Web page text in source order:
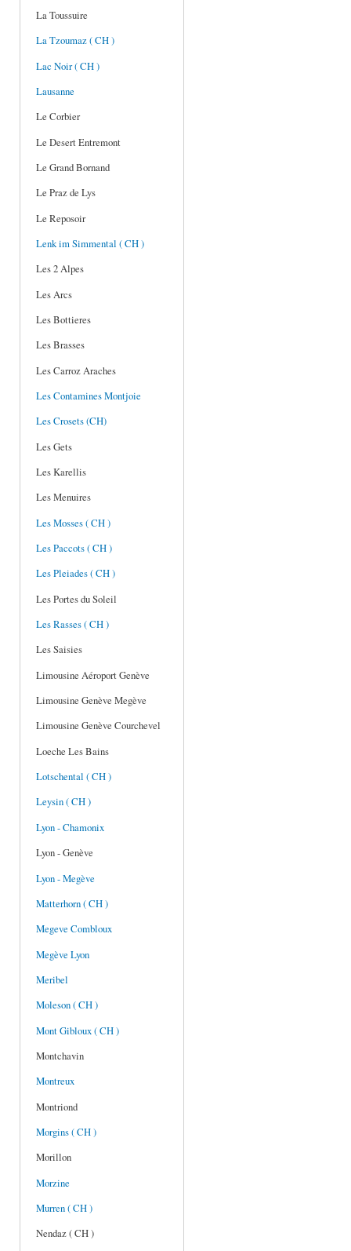
La Toussuire
La Tzoumaz ( CH )
Lac Noir ( CH )
Lausanne
Le Corbier
Le Desert Entremont
Le Grand Bornand
Le Praz de Lys
Le Reposoir
Lenk im Simmental ( CH )
Les 2 Alpes
Les Arcs
Les Bottieres
Les Brasses
Les Carroz Araches
Les Contamines Montjoie
Les Crosets (CH)
Les Gets
Les Karellis
Les Menuires
Les Mosses ( CH )
Les Paccots ( CH )
Les Pleiades ( CH )
Les Portes du Soleil
Les Rasses ( CH )
Les Saisies
Limousine Aéroport Genève
Limousine Genève Megève
Limousine Genève Courchevel
Loeche Les Bains
Lotschental ( CH )
Leysin ( CH )
Lyon - Chamonix
Lyon - Genève
Lyon - Megève
Matterhorn ( CH )
Megeve Combloux
Megève Lyon
Meribel
Moleson ( CH )
Mont Gibloux ( CH )
Montchavin
Montreux
Montriond
Morgins ( CH )
Morillon
Morzine
Murren ( CH )
Nendaz ( CH )